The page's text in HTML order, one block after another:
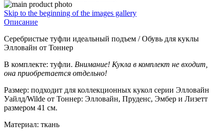
Skip to the beginning of the images gallery
Описание
Серебристые туфли идеальный подъем / Обувь для куклы
Элловайн от Тоннер
В комплекте: туфли. Внимание! Кукла в комплект не входит,
она приобретается отдельно!
Размер: подходит для коллекционных кукол серии Элловайн
Уайлд/Wilde от Тоннер: Элловайн, Пруденс, Эмбер и Лизетт
размером 41 см.
Материал: ткань